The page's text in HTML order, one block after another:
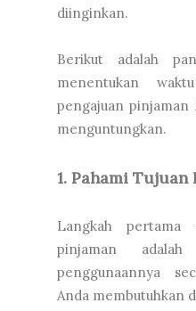
diinginkan.
Berikut adalah
menentukan
pengajuan
menguntungkan.
1. Pahami Tujuan
Langkah pertama
pinjaman
penggunaannya
Anda membutuhkan